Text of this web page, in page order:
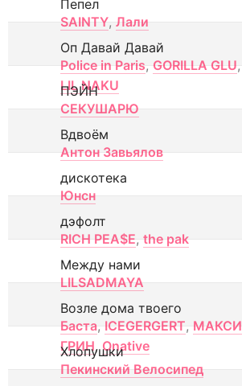
Пепел
SAINTY, Лали
Оп Давай Давай
Police in Paris, GORILLA GLU,
LIL NAKU
ПЭЙН
СЕКУШАРЮ
Вдвоём
Антон Завьялов
дискотека
Юнсн
дэфолт
RICH PEA$E, the pak
Между нами
LILSADMAYA
Возле дома твоего
Баста, ICEGERGERT, МАКСИ
ГРИН, Onative
Хлопушки
Пекинский Велосипед